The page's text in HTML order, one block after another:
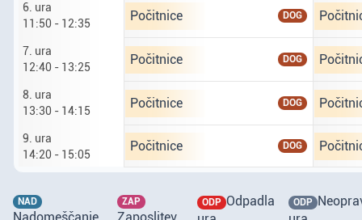
6. ura
11:50 - 12:35
Ponedeljek tretji osmi. šesta ura od 11
Počitnice DOG Torek
7. ura
12:40 - 13:25
Ponedeljek tretji osmi. sedma ura od 12
Počitnice DOG Torek
8. ura
13:30 - 14:15
Ponedeljek tretji osmi. osma ura od 13
Počitnice DOG Torek
9. ura
14:20 - 15:05
Ponedeljek tretji osmi. deveta ura od 14
Počitnice DOG Torek
NAD
Nadomeščanje
ZAP
Zaposlitev
ODP Odpadla
ODP